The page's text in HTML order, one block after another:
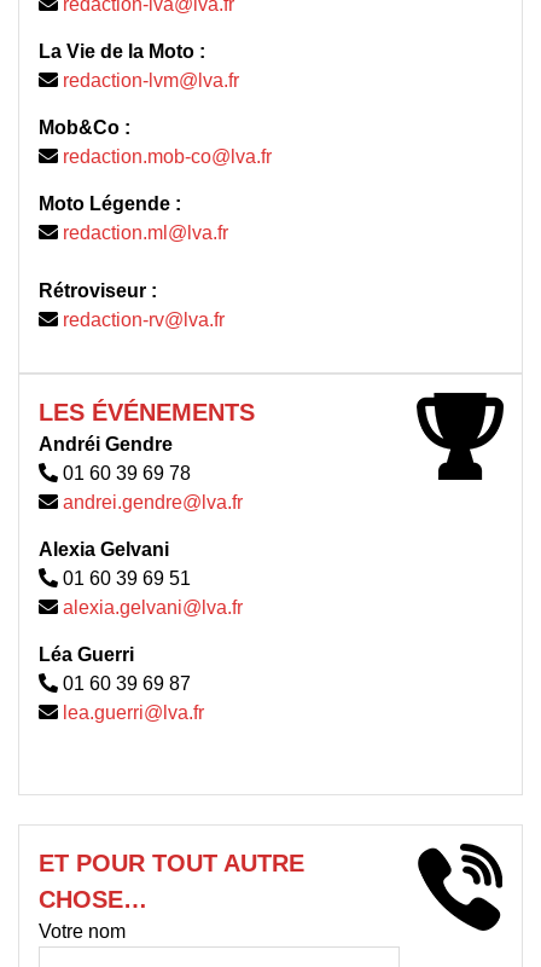
redaction-lva@lva.fr
La Vie de la Moto :
redaction-lvm@lva.fr
Mob&Co :
redaction.mob-co@lva.fr
Moto Légende :
redaction.ml@lva.fr
Rétroviseur :
redaction-rv@lva.fr
LES ÉVÉNEMENTS
Andréi Gendre
01 60 39 69 78
andrei.gendre@lva.fr
Alexia Gelvani
01 60 39 69 51
alexia.gelvani@lva.fr
Léa Guerri
01 60 39 69 87
lea.guerri@lva.fr
ET POUR TOUT AUTRE
CHOSE…
Votre nom